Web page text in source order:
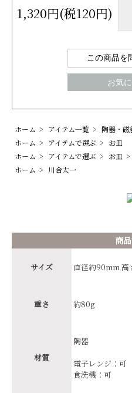
1,320円(税120円)
この商品を
お気
ホーム > アイテム一覧 > 陶器・磁
ホーム > アイテムで選ぶ > お皿
ホーム > アイテムで選ぶ > お皿 >
ホーム > 川合太一
商
サイズ 直径約90mm
重さ 約80g
材質
陶器
電子レンジ：可
食洗機：可